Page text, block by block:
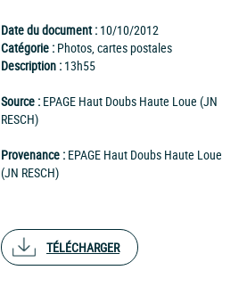
Date du document : 10/10/2012
Catégorie : Photos, cartes postales
Description : 13h55
Source : EPAGE Haut Doubs Haute Loue (JN
RESCH)
Provenance : EPAGE Haut Doubs Haute Loue
(JN RESCH)
TÉLÉCHARGER